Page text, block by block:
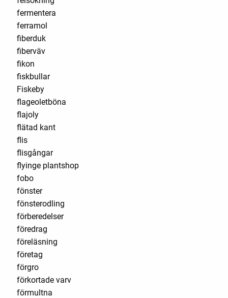
fermentera
ferramol
fiberduk
fiberväv
fikon
fiskbullar
Fiskeby
flageoletböna
flajoly
flätad kant
flis
flisgångar
flyinge plantshop
fobo
fönster
fönsterodling
förberedelser
föredrag
föreläsning
företag
förgro
förkortade varv
förmultna